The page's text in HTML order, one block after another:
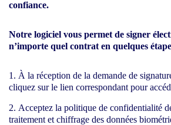
confiance.
Notre logiciel vous permet de signer
n’importe quel contrat en quelques
À la réception de la demande de
cliquez sur le lien correspondant pour
Acceptez la politique de confidentialité
traitement et chiffrage des données